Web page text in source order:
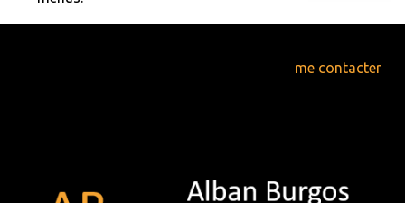
me contacter